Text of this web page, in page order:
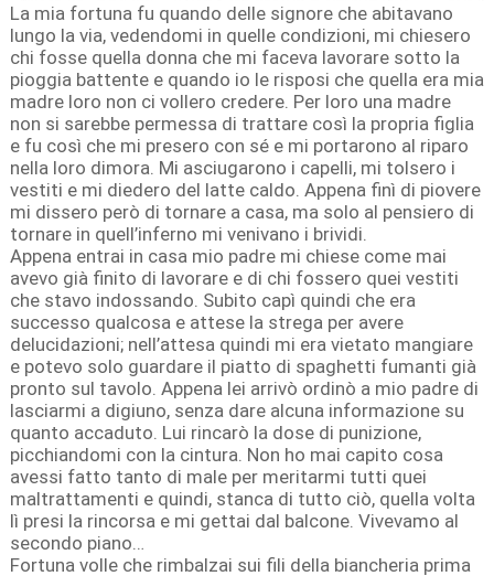
La mia fortuna fu quando delle signore che abitavano
lungo la via, vedendomi in quelle condizioni, mi chiesero
chi fosse quella donna che mi faceva lavorare sotto la
pioggia battente e quando io le risposi che quella era mia
madre loro non ci vollero credere. Per loro una madre
non si sarebbe permessa di trattare così la propria figlia
e fu così che mi presero con sé e mi portarono al riparo
nella loro dimora. Mi asciugarono i capelli, mi tolsero i
vestiti e mi diedero del latte caldo. Appena finì di piovere
mi dissero però di tornare a casa, ma solo al pensiero di
tornare in quell’inferno mi venivano i brividi.
Appena entrai in casa mio padre mi chiese come mai
avevo già finito di lavorare e di chi fossero quei vestiti
che stavo indossando. Subito capì quindi che era
successo qualcosa e attese la strega per avere
delucidazioni; nell’attesa quindi mi era vietato mangiare
e potevo solo guardare il piatto di spaghetti fumanti già
pronto sul tavolo. Appena lei arrivò ordinò a mio padre di
lasciarmi a digiuno, senza dare alcuna informazione su
quanto accaduto. Lui rincarò la dose di punizione,
picchiandomi con la cintura. Non ho mai capito cosa
avessi fatto tanto di male per meritarmi tutti quei
maltrattamenti e quindi, stanca di tutto ciò, quella volta
lì presi la rincorsa e mi gettai dal balcone. Vivevamo al
secondo piano…
Fortuna volle che rimbalzai sui fili della biancheria prima